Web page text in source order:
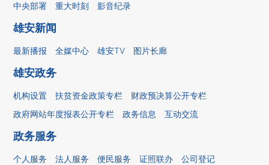
中央部署 重大时刻 影音纪录
雄安新闻
最新播报 全媒中心 雄安TV 图片长廊
雄安政务
机构设置 扶贫资金政策专栏
财政预决算公开专栏
政府网站年度报表公开专栏
政务信息 互动交流
政务服务
个人服务 法人服务 便民服务 证照联办
公司登记